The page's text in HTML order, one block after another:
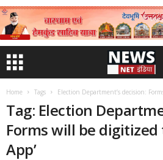
Home Tags Election Department’s decision:
Tag: Election
Forms will be digitized
App’